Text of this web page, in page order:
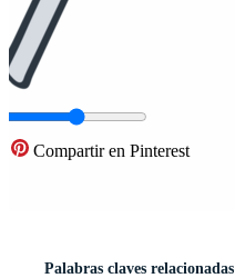
Compartir en Pinterest
Palabras claves relacionadas